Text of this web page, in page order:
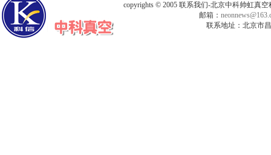
copyrights © 2005 联系我们-北京中科帅虹真
邮箱：
联系地址：北京市